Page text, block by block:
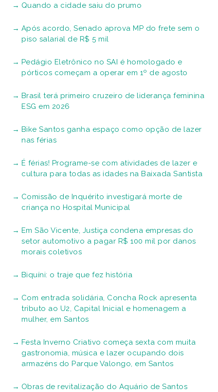
Quando a cidade saiu do prumo
Após acordo, Senado aprova MP do frete sem o
piso salarial de R$ 5 mil
Pedágio Eletrônico no SAI é homologado e
pórticos começam a operar em 1º de agosto
Brasil terá primeiro cruzeiro de liderança feminina
ESG em 2026
Bike Santos ganha espaço como opção de lazer
nas férias
É férias! Programe-se com atividades de lazer e
cultura para todas as idades na Baixada Santista
Comissão de Inquérito investigará morte de
criança no Hospital Municipal
Em São Vicente, Justiça condena empresas do
setor automotivo a pagar R$ 100 mil por danos
morais coletivos
Biquíni: o traje que fez história
Com entrada solidária, Concha Rock apresenta
tributo ao U2, Capital Inicial e homenagem a
mulher, em Santos
Festa Inverno Criativo começa sexta com muita
gastronomia, música e lazer ocupando dois
armazéns do Parque Valongo, em Santos
Obras de revitalização do Aquário de Santos